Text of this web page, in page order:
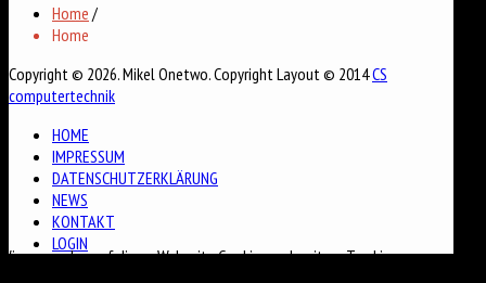
Home /
Home
Copyright © 2026. Mikel Onetwo. Copyright Layout © 2014CS
computertechnik
HOME
IMPRESSUM
DATENSCHUTZERKLÄRUNG
NEWS
KONTAKT
LOGIN
Wir verwenden auf dieser Webseite Cookies und weitere Tracking